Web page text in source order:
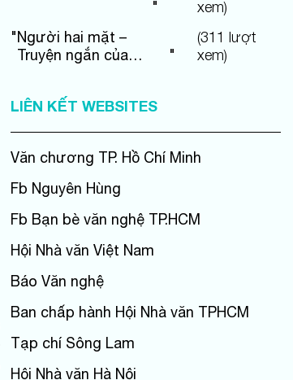
"
xem)
"Người hai mặt –
Truyện ngắn của
"
(311 lượt
xem)
LIÊN KẾT WEBSITES
Văn chương TP. Hồ Chí Minh
Fb Nguyên Hùng
Fb Bạn bè văn nghệ TP.HCM
Hội Nhà văn Việt Nam
Báo Văn nghệ
Ban chấp hành Hội Nhà văn TPHCM
Tạp chí Sông Lam
Hội Nhà văn Hà Nội